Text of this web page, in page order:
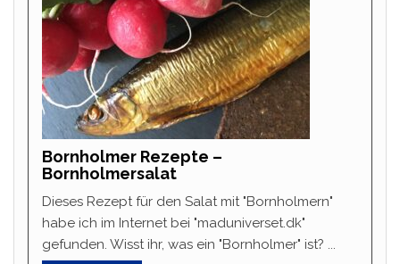
Bornholmer Rezepte –
Bornholmersalat
Dieses Rezept für den Salat mit "Bornholmern"
habe ich im Internet bei "maduniverset.dk"
gefunden. Wisst ihr, was ein "Bornholmer" ist? ...